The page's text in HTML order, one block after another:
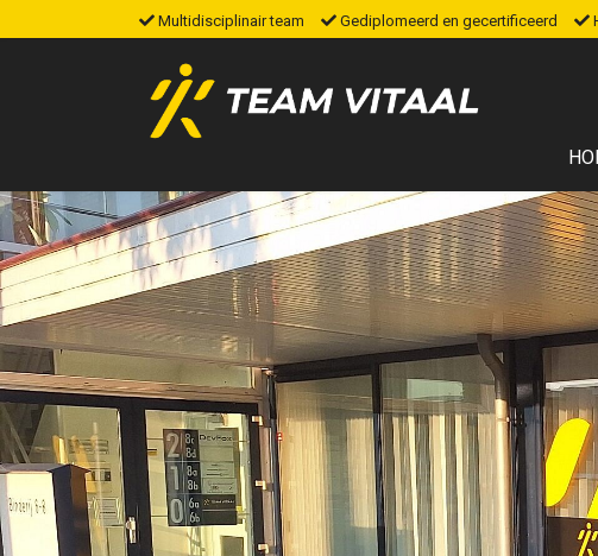
Multidisciplinair team Gediplomeerd en gecertificeerd
DIENSTEN
TARIEVEN
JOYCE´S BLOG
RUIMTE HUREN
CONTACT